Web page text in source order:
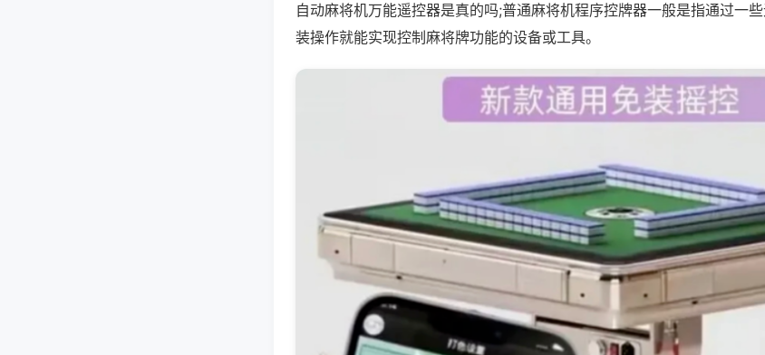
自动麻将机万能遥控器是真的吗;普通麻将机程序控牌器一般是指通过一
装操作就能实现控制麻将牌功能的设备或工具。